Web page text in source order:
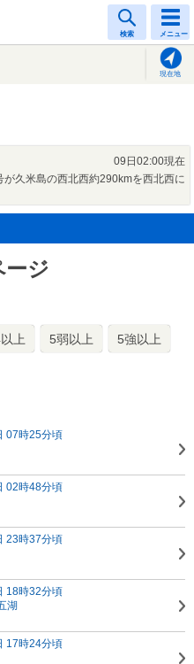
検索 メニュー
現在地
09日02:00現在
久米島の西北西約290kmを西北西に
ージ
上 5弱以上 5強以上
07時25分頃
02時48分頃
23時37分頃
18時32分頃
湖
17時24分頃